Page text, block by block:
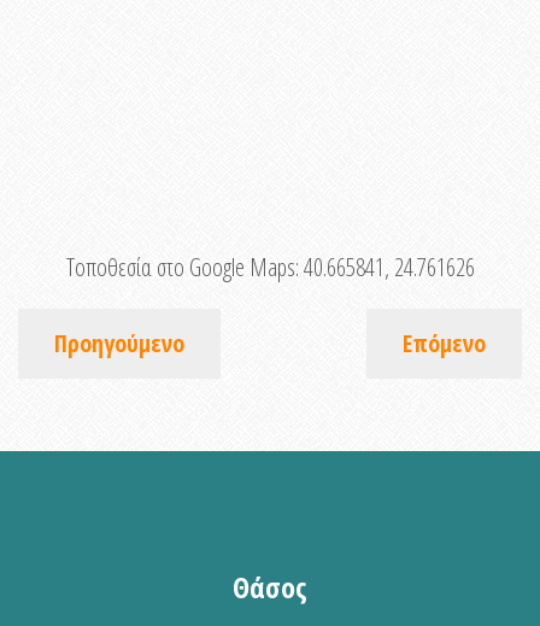
Τοποθεσία στο Google Maps:40.665841, 24.761626
Προηγούμενο Επόμενο
Θάσος